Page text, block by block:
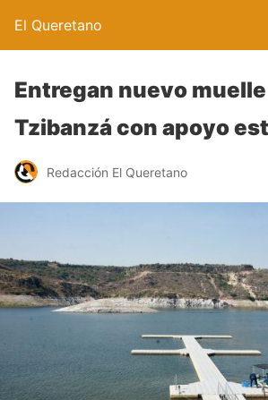
El Queretano
Entregan nuevo
Tzibanzá con apoyo
Redacción El Queretano